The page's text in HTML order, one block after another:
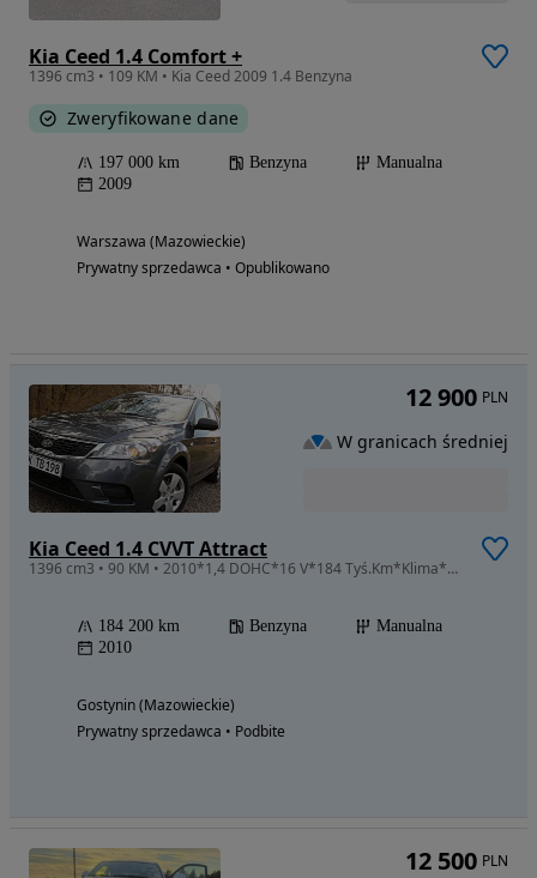
Kia Ceed 1.4 Comfort +
1396 cm3 • 109 KM • Kia Ceed 2009 1.4 Benzyna
Zweryfikowane dane
197 000 km Benzyna
Manualna
2009
Warszawa (Mazowieckie)
Prywatny sprzedawca • Opublikowano
Kia Ceed 1.4 CVVT Attract
1396 cm3 • 90 KM • 2010*1,4 DOHC*16 V*184 Tyś.Km*Klima*Sprowadzony*Śliczny*Zobacz*Na*Żywo
184 200 km Benzyna
Manualna
2010
Gostynin (Mazowieckie)
Prywatny sprzedawca • Podbite
12 900 PLN
W granicach średniej
12 500 PLN